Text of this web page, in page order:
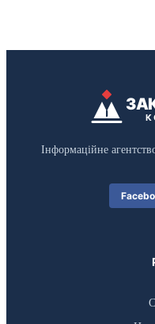
Інформаційне